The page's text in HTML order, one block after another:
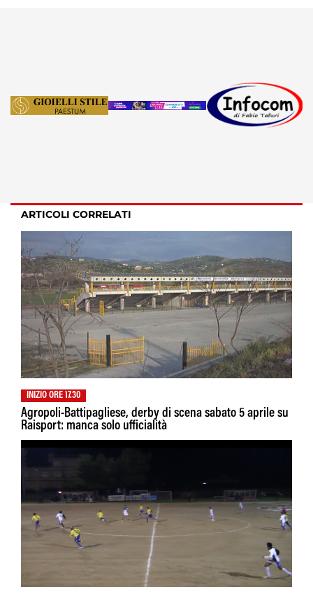
ARTICOLI CORRELATI
INIZIO ORE 17.30
Agropoli-Battipagliese, derby di scena sabato 5 aprile su
Raisport: manca solo ufficialità